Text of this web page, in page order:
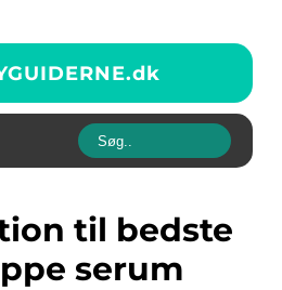
dk
serum